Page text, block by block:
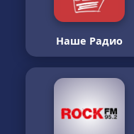
Наше Радио